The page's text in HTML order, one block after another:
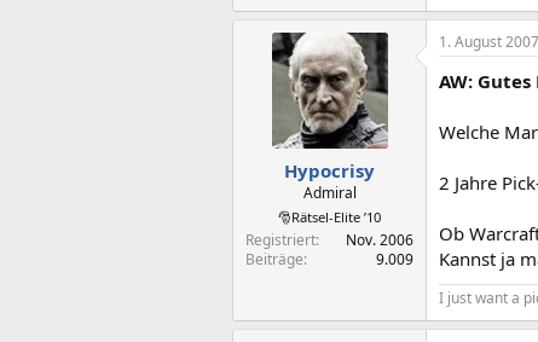
Hypocrisy
Admiral
🎅Rätsel-Elite ’10
Registriert
Nov. 2006
Beiträge
9.009
1. August 2007
AW:
Welche
2 Jahre
Ob
Kannst ja
I just want a